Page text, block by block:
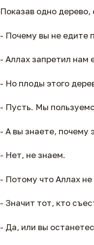
Показав одно дерево,
- Почему вы не едите
- Аллах запретил нам
- Но плоды этого
- Пусть. Мы
- А вы знаете, почему
- Нет, не знаем.
- Потому что Аллах
- Значит тот, кто
- Да, или вы